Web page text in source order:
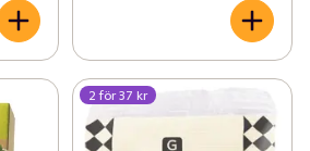
2 för 37 kr